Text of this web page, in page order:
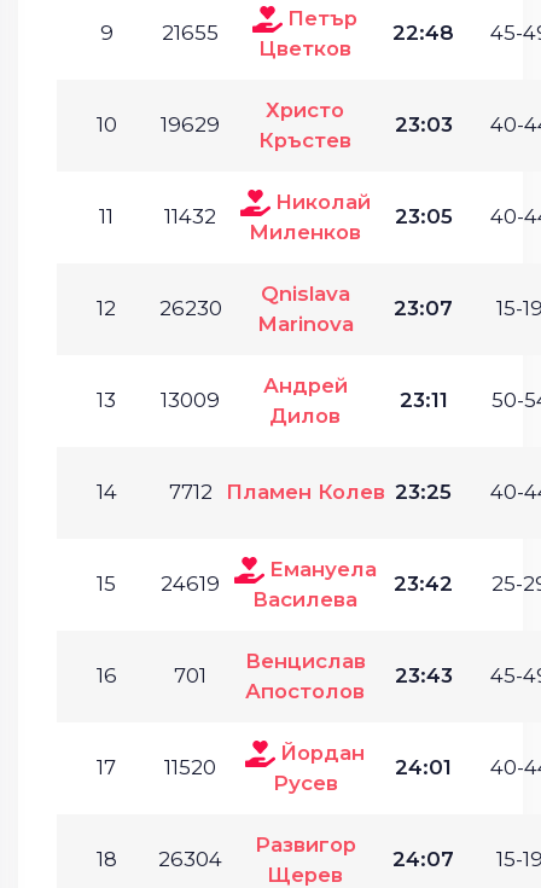
9 21655
Петър
Цветков
22:48 45-
10 19629
Христо
Кръстев
23:03 40-
11 11432
Николай
Миленков
23:05 40-
12 26230
Qnislava
Marinova
23:07 15-
13 13009
Андрей
Дилов
23:11 50-
14 7712 Пламен Колев 23:25 40-
15 24619
Емануела
Василева
23:42 25-
16 701
Венцислав
Апостолов
23:43 45-
17 11520
Йордан
Русев
24:01 40-
18 26304
Развигор
Щерев
24:07 15-